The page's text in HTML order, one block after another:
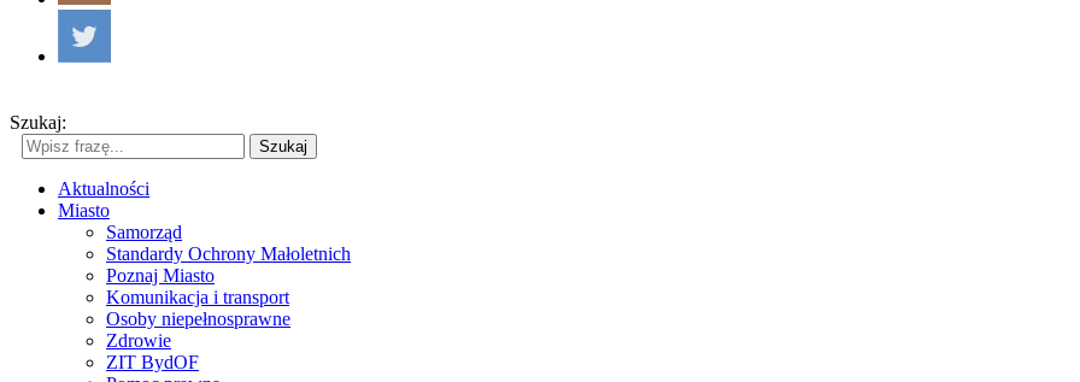
Szukaj:
Szukaj
Aktualności
Miasto
Samorząd
Standardy Ochrony Małoletnich
Poznaj Miasto
Komunikacja i transport
Osoby niepełnosprawne
Zdrowie
ZIT BydOF